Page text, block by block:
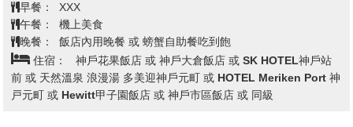
豚和鯨鯊，遊客可以在這裡觀賞到各種各樣的海洋生物，感
受大海的無盡魅力。
【摩塞克購物中心】神戶港的摩賽克廣場可說是神戶的台
場，是位置絕佳的戶外購物商場，您可以從開闊的神戶港眺
望海景，裏頭也彙集了多家神戶的伴手禮、時尚服飾、美食
早餐：
XXX
午餐：
機上美食
晚餐：
飯店內用晚餐 或 螃蟹自助餐吃到飽
住宿：
神戶花果飯店 或 神戶大倉飯店 或 SK HOTEL神戶站
前 或 天然溫泉 浪漫湯 多美迎神戶元町 或 HOTEL Meriken Port 神
戸元町 或 Hewitt甲子園飯店 或 神戶市區飯店 或 同級